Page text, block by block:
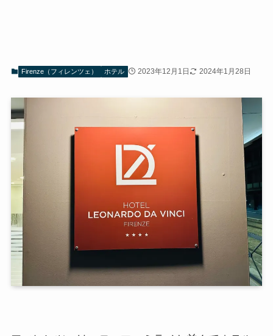
Firenze（フィレンツェ） ホテル 2023年12月1日 2024年1月28日